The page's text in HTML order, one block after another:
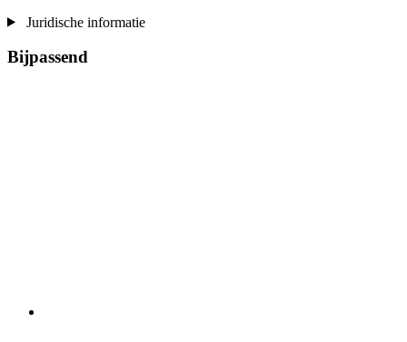
Juridische informatie
Bijpassend